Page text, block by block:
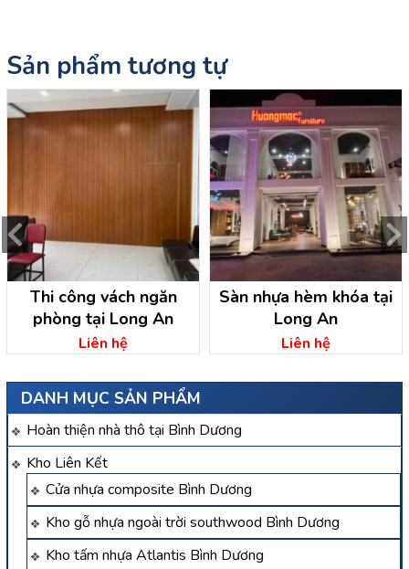
DANH MỤC SẢN PHẨM
Hoàn thiện nhà thô tại Bình Dương
Kho Liên Kết
Cửa nhựa composite Bình Dương
Kho gỗ nhựa ngoài trời southwood Bình Dương
Kho tấm nhựa Atlantis Bình Dương
Sản phẩm tương tự
Thi công vách ngăn
phòng tại Long An
Liên hệ
Sàn nhựa hèm khóa tại
Long An
Liên hệ